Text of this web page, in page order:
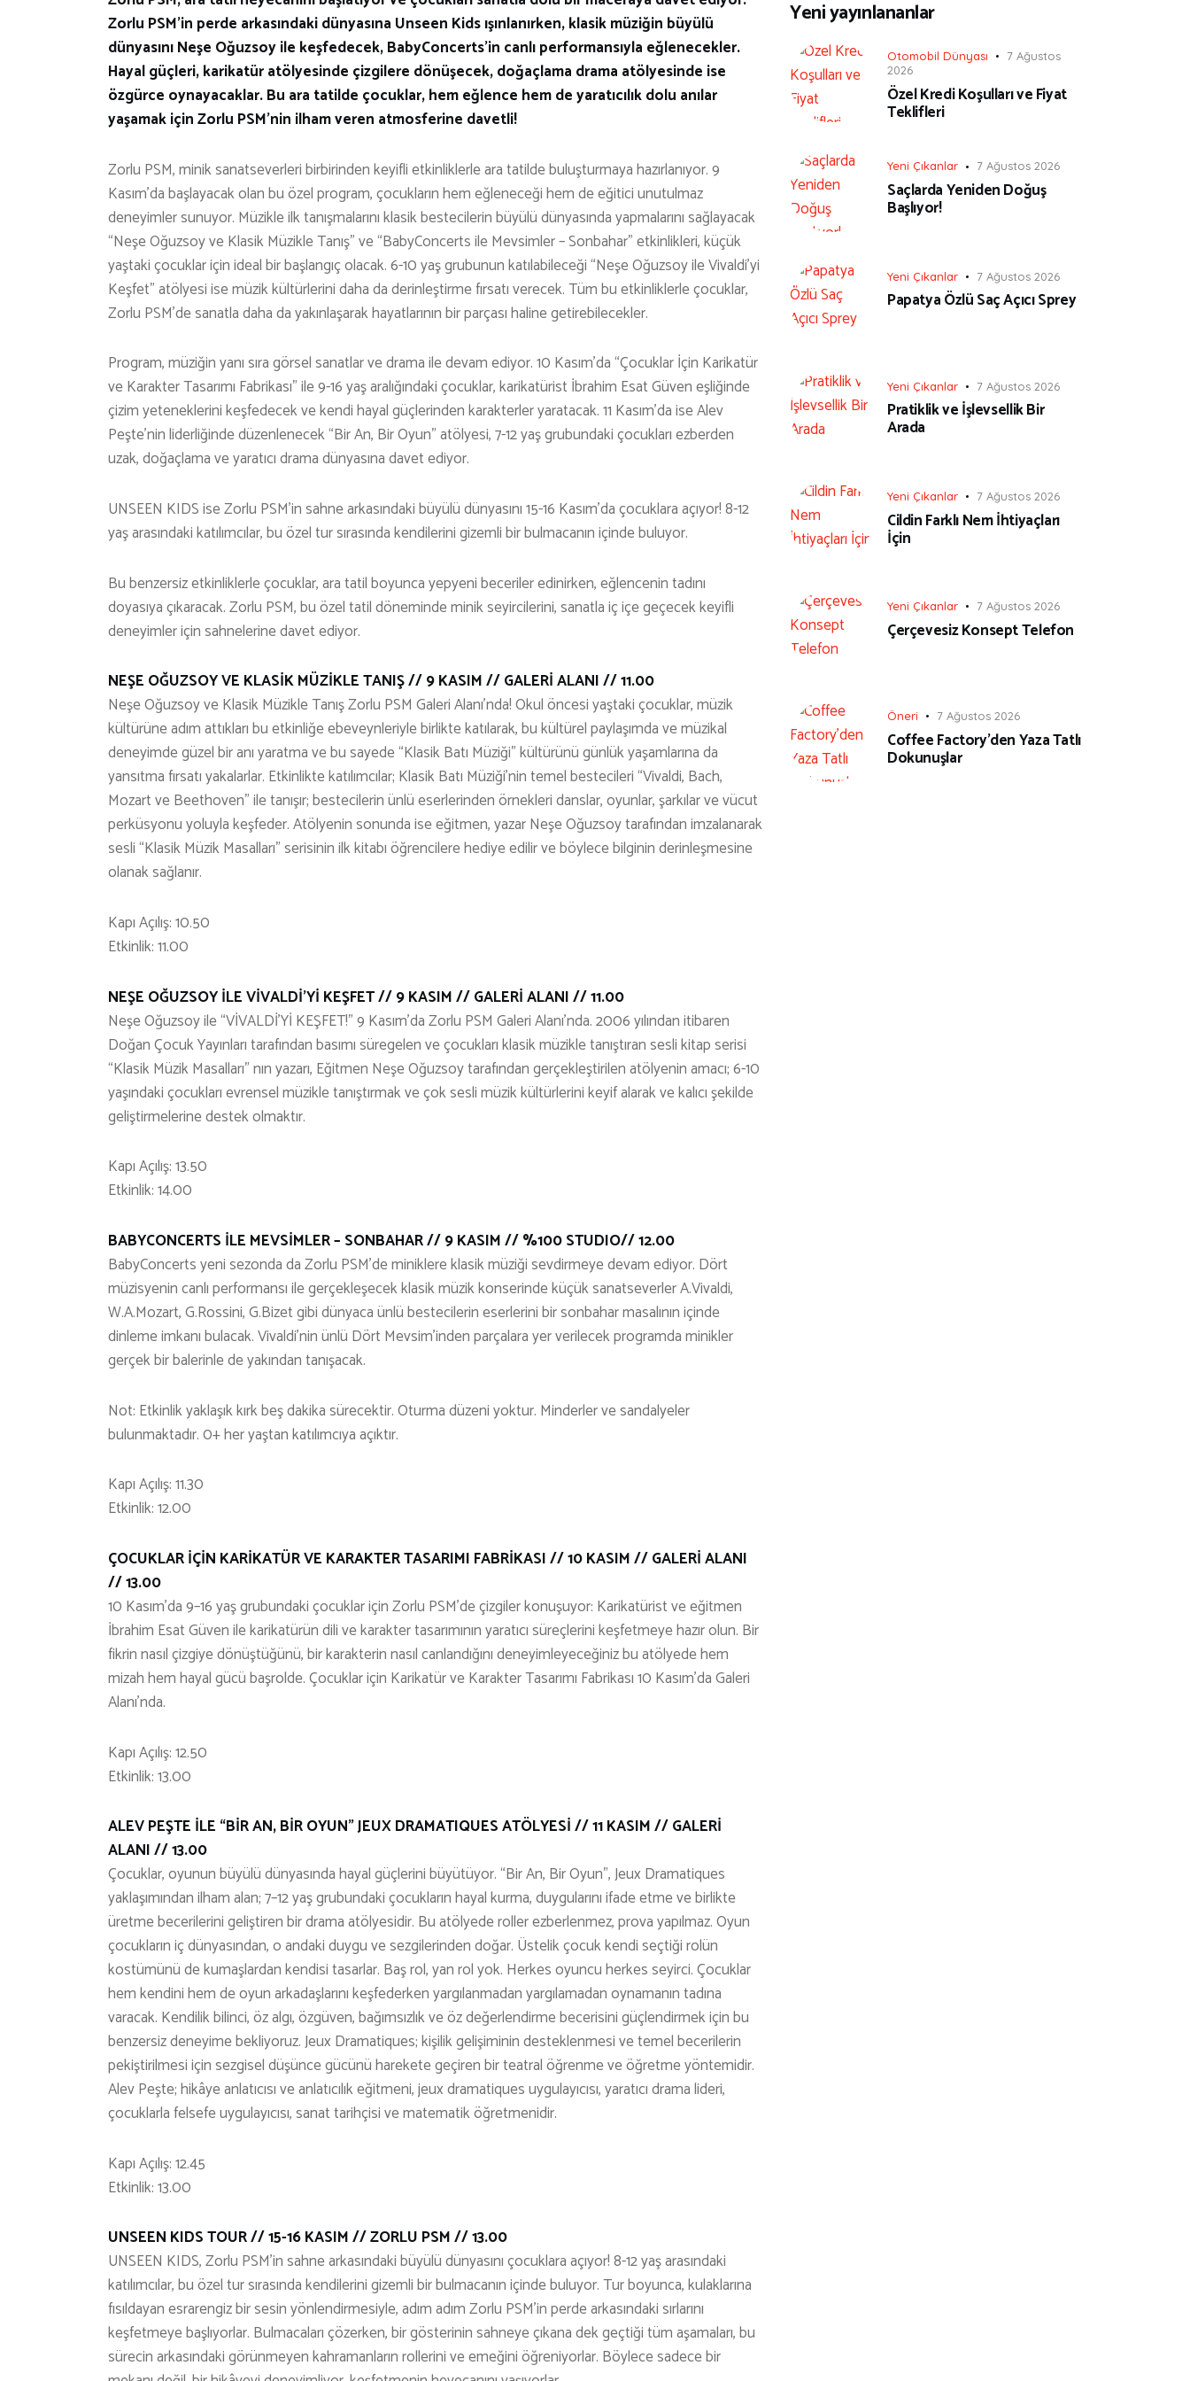
Zorlu PSM’in perde arkasındaki dünyasına Unseen Kids ışınlanırken, klasik müziğin büyülü
dünyasını Neşe Oğuzsoy ile keşfedecek, BabyConcerts’in canlı performansıyla eğlenecekler.
Hayal güçleri, karikatür atölyesinde çizgilere dönüşecek, doğaçlama drama atölyesinde ise
özgürce oynayacaklar. Bu ara tatilde çocuklar, hem eğlence hem de yaratıcılık dolu anılar
yaşamak için Zorlu PSM’nin ilham veren atmosferine davetli!
Zorlu PSM, minik sanatseverleri birbirinden keyifli etkinliklerle ara tatilde buluşturmaya hazırlanıyor. 9
Kasım’da başlayacak olan bu özel program, çocukların hem eğleneceği hem de eğitici unutulmaz
deneyimler sunuyor. Müzikle ilk tanışmalarını klasik bestecilerin büyülü dünyasında yapmalarını sağlayacak
“Neşe Oğuzsoy ve Klasik Müzikle Tanış” ve “BabyConcerts ile Mevsimler – Sonbahar” etkinlikleri, küçük
yaştaki çocuklar için ideal bir başlangıç olacak. 6-10 yaş grubunun katılabileceği “Neşe Oğuzsoy ile Vivaldi’yi
Keşfet” atölyesi ise müzik kültürlerini daha da derinleştirme fırsatı verecek. Tüm bu etkinliklerle çocuklar,
Zorlu PSM’de sanatla daha da yakınlaşarak hayatlarının bir parçası haline getirebilecekler.
Program, müziğin yanı sıra görsel sanatlar ve drama ile devam ediyor. 10 Kasım’da “Çocuklar İçin Karikatür
ve Karakter Tasarımı Fabrikası” ile 9-16 yaş aralığındaki çocuklar, karikatürist İbrahim Esat Güven eşliğinde
çizim yeteneklerini keşfedecek ve kendi hayal güçlerinden karakterler yaratacak. 11 Kasım’da ise Alev
Peşte’nin liderliğinde düzenlenecek “Bir An, Bir Oyun” atölyesi, 7-12 yaş grubundaki çocukları ezberden
uzak, doğaçlama ve yaratıcı drama dünyasına davet ediyor.
UNSEEN KIDS ise Zorlu PSM’in sahne arkasındaki büyülü dünyasını 15-16 Kasım’da çocuklara açıyor! 8-12
yaş arasındaki katılımcılar, bu özel tur sırasında kendilerini gizemli bir bulmacanın içinde buluyor.
Bu benzersiz etkinliklerle çocuklar, ara tatil boyunca yepyeni beceriler edinirken, eğlencenin tadını
doyasıya çıkaracak. Zorlu PSM, bu özel tatil döneminde minik seyircilerini, sanatla iç içe geçecek keyifli
deneyimler için sahnelerine davet ediyor.
NEŞE OĞUZSOY VE KLASİK MÜZİKLE TANIŞ // 9 KASIM // GALERİ ALANI // 11.00
Neşe Oğuzsoy ve Klasik Müzikle Tanış Zorlu PSM Galeri Alanı’nda! Okul öncesi yaştaki çocuklar, müzik
kültürüne adım attıkları bu etkinliğe ebeveynleriyle birlikte katılarak, bu kültürel paylaşımda ve müzikal
deneyimde güzel bir anı yaratma ve bu sayede “Klasik Batı Müziği” kültürünü günlük yaşamlarına da
yansıtma fırsatı yakalarlar. Etkinlikte katılımcılar; Klasik Batı Müziği’nin temel bestecileri “Vivaldi, Bach,
Mozart ve Beethoven” ile tanışır; bestecilerin ünlü eserlerinden örnekleri danslar, oyunlar, şarkılar ve vücut
perküsyonu yoluyla keşfeder. Atölyenin sonunda ise eğitmen, yazar Neşe Oğuzsoy tarafından imzalanarak
sesli “Klasik Müzik Masalları” serisinin ilk kitabı öğrencilere hediye edilir ve böylece bilginin derinleşmesine
olanak sağlanır.
Kapı Açılış: 10.50
Etkinlik: 11.00
NEŞE OĞUZSOY İLE VİVALDİ’Yİ KEŞFET // 9 KASIM // GALERİ ALANI // 11.00
Neşe Oğuzsoy ile “VİVALDİ’Yİ KEŞFET!” 9 Kasım’da Zorlu PSM Galeri Alanı’nda. 2006 yılından itibaren
Doğan Çocuk Yayınları tarafından basımı süregelen ve çocukları klasik müzikle tanıştıran sesli kitap serisi
“Klasik Müzik Masalları” nın yazarı, Eğitmen Neşe Oğuzsoy tarafından gerçekleştirilen atölyenin amacı; 6-10
yaşındaki çocukları evrensel müzikle tanıştırmak ve çok sesli müzik kültürlerini keyif alarak ve kalıcı şekilde
geliştirmelerine destek olmaktır.
Kapı Açılış: 13.50
Etkinlik: 14.00
BABYCONCERTS İLE MEVSİMLER – SONBAHAR // 9 KASIM // %100 STUDIO// 12.00
BabyConcerts yeni sezonda da Zorlu PSM’de miniklere klasik müziği sevdirmeye devam ediyor. Dört
müzisyenin canlı performansı ile gerçekleşecek klasik müzik konserinde küçük sanatseverler A.Vivaldi,
W.A.Mozart, G.Rossini, G.Bizet gibi dünyaca ünlü bestecilerin eserlerini bir sonbahar masalının içinde
dinleme imkanı bulacak. Vivaldi’nin ünlü Dört Mevsim’inden parçalara yer verilecek programda minikler
gerçek bir balerinle de yakından tanışacak.
Not: Etkinlik yaklaşık kırk beş dakika sürecektir. Oturma düzeni yoktur. Minderler ve sandalyeler
bulunmaktadır. 0+ her yaştan katılımcıya açıktır.
Kapı Açılış: 11.30
Etkinlik: 12.00
ÇOCUKLAR İÇİN KARİKATÜR VE KARAKTER TASARIMI FABRİKASI // 10 KASIM // GALERİ ALANI
// 13.00
10 Kasım’da 9–16 yaş grubundaki çocuklar için Zorlu PSM’de çizgiler konuşuyor: Karikatürist ve eğitmen
İbrahim Esat Güven ile karikatürün dili ve karakter tasarımının yaratıcı süreçlerini keşfetmeye hazır olun. Bir
fikrin nasıl çizgiye dönüştüğünü, bir karakterin nasıl canlandığını deneyimleyeceğiniz bu atölyede hem
mizah hem hayal gücü başrolde. Çocuklar için Karikatür ve Karakter Tasarımı Fabrikası 10 Kasım’da Galeri
Alanı’nda.
Kapı Açılış: 12.50
Etkinlik: 13.00
ALEV PEŞTE İLE “BİR AN, BİR OYUN” JEUX DRAMATIQUES ATÖLYESİ // 11 KASIM // GALERİ
ALANI // 13.00
Çocuklar, oyunun büyülü dünyasında hayal güçlerini büyütüyor. “Bir An, Bir Oyun”, Jeux Dramatiques
yaklaşımından ilham alan; 7–12 yaş grubundaki çocukların hayal kurma, duygularını ifade etme ve birlikte
üretme becerilerini geliştiren bir drama atölyesidir. Bu atölyede roller ezberlenmez, prova yapılmaz. Oyun
çocukların iç dünyasından, o andaki duygu ve sezgilerinden doğar. Üstelik çocuk kendi seçtiği rolün
kostümünü de kumaşlardan kendisi tasarlar. Baş rol, yan rol yok. Herkes oyuncu herkes seyirci. Çocuklar
hem kendini hem de oyun arkadaşlarını keşfederken yargılanmadan yargılamadan oynamanın tadına
varacak. Kendilik bilinci, öz algı, özgüven, bağımsızlık ve öz değerlendirme becerisini güçlendirmek için bu
benzersiz deneyime bekliyoruz. Jeux Dramatiques; kişilik gelişiminin desteklenmesi ve temel becerilerin
pekiştirilmesi için sezgisel düşünce gücünü harekete geçiren bir teatral öğrenme ve öğretme yöntemidir.
Alev Peşte; hikâye anlatıcısı ve anlatıcılık eğitmeni, jeux dramatiques uygulayıcısı, yaratıcı drama lideri,
çocuklarla felsefe uygulayıcısı, sanat tarihçisi ve matematik öğretmenidir.
Kapı Açılış: 12.45
Etkinlik: 13.00
UNSEEN KIDS TOUR // 15-16 KASIM // ZORLU PSM // 13.00
UNSEEN KIDS, Zorlu PSM’in sahne arkasındaki büyülü dünyasını çocuklara açıyor! 8-12 yaş arasındaki
katılımcılar, bu özel tur sırasında kendilerini gizemli bir bulmacanın içinde buluyor. Tur boyunca, kulaklarına
fısıldayan esrarengiz bir sesin yönlendirmesiyle, adım adım Zorlu PSM’in perde arkasındaki sırlarını
keşfetmeye başlıyorlar. Bulmacaları çözerken, bir gösterinin sahneye çıkana dek geçtiği tüm aşamaları, bu
sürecin arkasındaki görünmeyen kahramanların rollerini ve emeğini öğreniyorlar. Böylece sadece bir
Yeni yayınlananlar
Otomobil Dünyası
7 Ağustos
2026
Özel Kredi Koşulları ve Fiyat
Teklifleri
Yeni Çıkanlar 7 Ağustos 2026
Saçlarda Yeniden Doğuş
Başlıyor!
Yeni Çıkanlar 7 Ağustos 2026
Papatya Özlü Saç Açıcı Sprey
Yeni Çıkanlar 7 Ağustos 2026
Pratiklik ve İşlevsellik Bir
Arada
Yeni Çıkanlar 7 Ağustos 2026
Cildin Farklı Nem İhtiyaçları
İçin
Yeni Çıkanlar 7 Ağustos 2026
Çerçevesiz Konsept Telefon
Öneri 7 Ağustos 2026
Coffee Factory’den Yaza Tatlı
Dokunuşlar